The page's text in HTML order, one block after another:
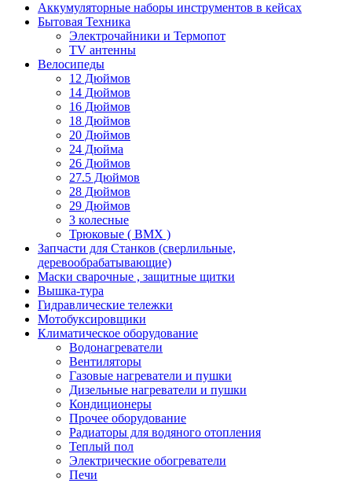
Аккумуляторные наборы инструментов в кейсах
Бытовая Техника
Электрочайники и Термопот
TV антенны
Велосипеды
12 Дюймов
14 Дюймов
16 Дюймов
18 Дюймов
20 Дюймов
24 Дюйма
26 Дюймов
27.5 Дюймов
28 Дюймов
29 Дюймов
3 колесные
Трюковые ( BMX )
Запчасти для Станков (сверлильные,
деревообрабатывающие)
Маски сварочные , защитные щитки
Вышка-тура
Гидравлические тележки
Мотобуксировщики
Климатическое оборудование
Водонагреватели
Вентиляторы
Газовые нагреватели и пушки
Дизельные нагреватели и пушки
Кондиционеры
Прочее оборудование
Радиаторы для водяного отопления
Теплый пол
Электрические обогреватели
Печи